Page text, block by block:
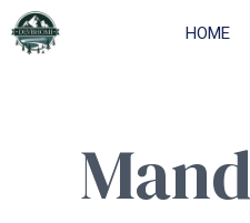
Skip
to
HOME